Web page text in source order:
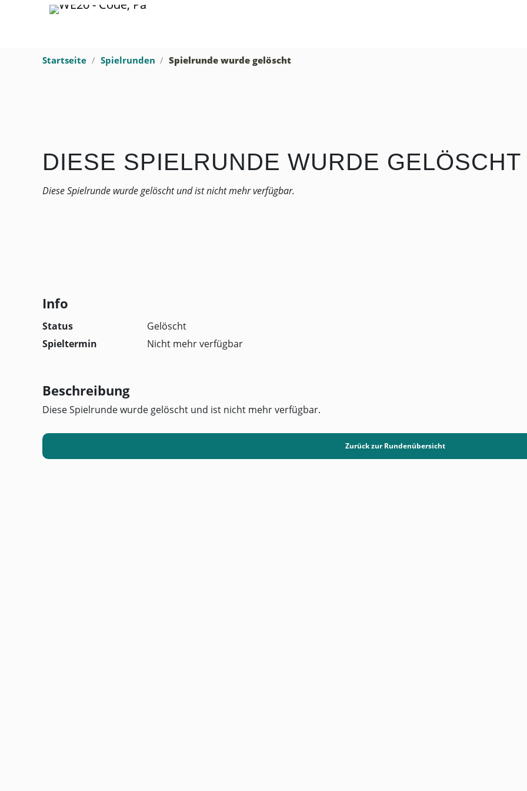
Startseite Spielrunden Spielrunde wurde gelöscht
DIESE SPIELRUNDE WURDE GELÖSCHT
Diese Spielrunde wurde gelöscht und ist nicht mehr verfügbar.
Info
Status
Gelöscht
Spieltermin
Nicht mehr verfügbar
Beschreibung
Diese Spielrunde wurde gelöscht und ist nicht mehr verfügbar.
Zurück zur Rundenübersicht